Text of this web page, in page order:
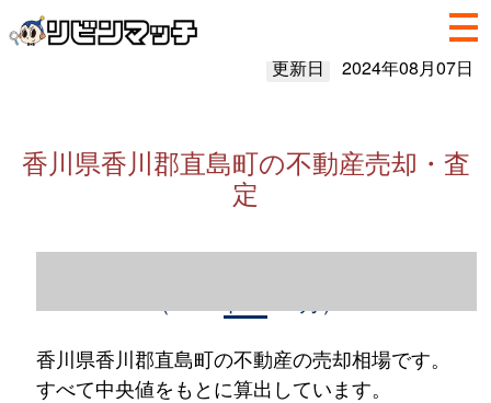
更新日 2024年08月07日
香川県香川郡直島町の不動産売却・査
定
香川県香川郡直島町の不動産の売却相場です。
すべて中央値をもとに算出しています。